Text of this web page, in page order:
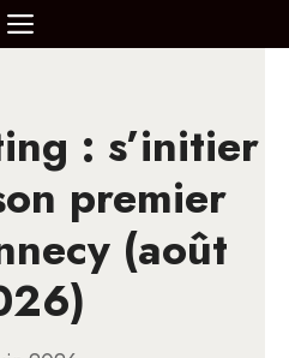
MENU
: s’initier
premier
(août